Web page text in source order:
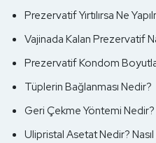
Prezervatif Yırtılırsa Ne
Vajinada Kalan Prezervatif
Prezervatif Kondom
Tüplerin Bağlanması Nedir?
Geri Çekme Yöntemi
Ulipristal Asetat Nedir? Nasıl